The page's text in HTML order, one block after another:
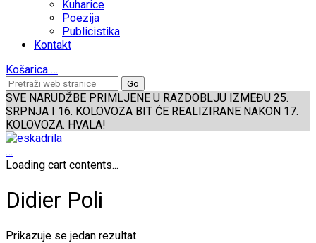
Kuharice
Poezija
Publicistika
Kontakt
Košarica …
SVE NARUDŽBE PRIMLJENE U RAZDOBLJU IZMEĐU 25.
SRPNJA I 16. KOLOVOZA BIT ĆE REALIZIRANE NAKON 17.
KOLOVOZA. HVALA!
…
Loading cart contents...
Didier Poli
Prikazuje se jedan rezultat